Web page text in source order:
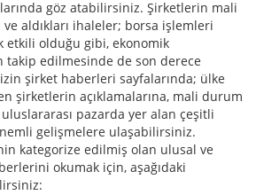
göz atabilirsiniz. Şirketlerin mali
ve aldıkları ihaleler; borsa işlemleri
etkili olduğu gibi, ekonomik
takip edilmesinde de son derece
şirket haberleri sayfalarında; ülke
şirketlerin açıklamalarına, mali durum
pazarda yer alan çeşitli
gelişmelere ulaşabilirsiniz.
kategorize edilmiş olan ulusal ve
okumak için, aşağıdaki